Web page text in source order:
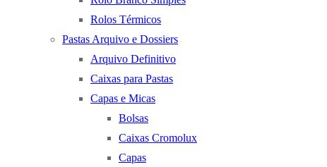
Rolos Térmicos
Pastas Arquivo e Dossiers
Arquivo Definitivo
Caixas para Pastas
Capas e Micas
Bolsas
Caixas Cromolux
Capas